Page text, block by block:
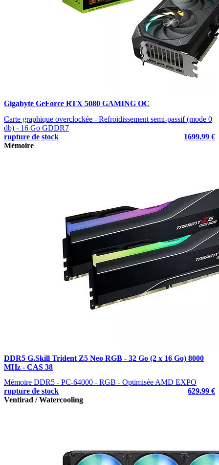
Gigabyte GeForce RTX 5080 GAMING OC
Carte graphique overclockée - Refroidissement semi-passif (mode 0
db) - 16 Go GDDR7
rupture de stock
1699.99 €
Mémoire
DDR5 G.Skill Trident Z5 Neo RGB - 32 Go (2 x 16 Go) 8000
MHz - CAS 38
Mémoire DDR5 - PC-64000 - RGB - Optimisée AMD EXPO
rupture de stock
629.99 €
Ventirad / Watercooling